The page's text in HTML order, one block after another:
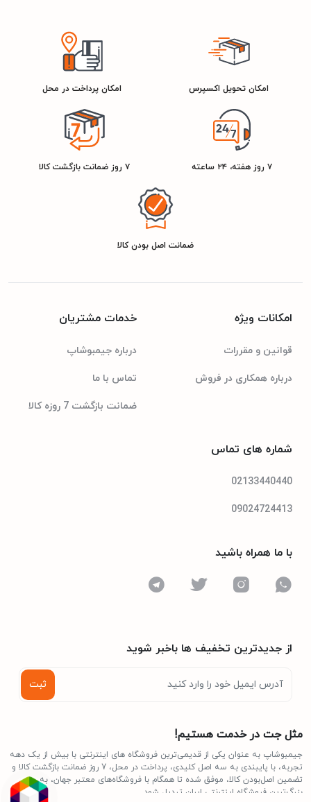
امکان تحویل اکسپرس امکان پرداخت در محل
۷ روز هفته، ۲۴ ساعته ۷ روز ضمانت بازگشت کالا
ضمانت اصل بودن کالا
امکانات ویژه
قوانین و مقررات
درباره همکاری در فروش
خدمات مشتریان
درباره جیمبوشاپ
تماس با ما
ضمانت بازگشت 7 روزه کالا
شماره های تماس
02133440440
09024724413
با ما همراه باشید
از جدیدترین تخفیف ها باخبر شوید
ثبت
مثل جت در خدمت هستیم!
جیمبوشاپ به عنوان یکی از قدیمی‌ترین فروشگاه های اینترنتی با بیش از یک دهه
تجربه، با پایبندی به سه اصل کلیدی، پرداخت در محل، 7 روز ضمانت بازگشت کالا و
تضمین اصل‌بودن کالا، موفق شده تا همگام با فروشگاه‌های معتبر جهان، به
بزرگ‌ترین فروشگاه اینترنتی ایران تبدیل شود.